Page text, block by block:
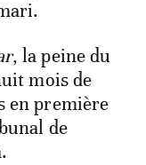
, la peine du
mois de
en première
de